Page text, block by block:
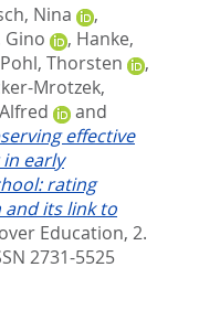
Nina
,
Gino , Hanke,
Pohl, Thorsten
,
Mrotzek,
and
effective
early
rating
its link to
Education, 2.
2731-5525